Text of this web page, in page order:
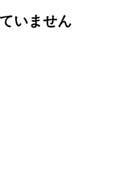
いません